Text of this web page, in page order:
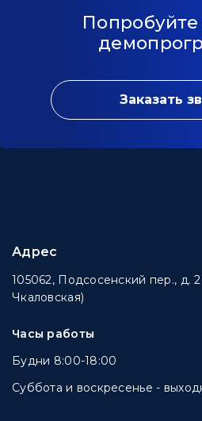
Заказать
Адрес
105062, Подсосенский пер., д.
Чкаловская)
Часы работы
Будни 8:00-18:00
Суббота и воскресенье -